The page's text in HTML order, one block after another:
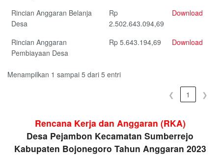
Rincian Anggaran Belanja
Desa
Rp
2.502.643.094,69
Download
Rincian Anggaran
Pembiayaan Desa
Rp 5.643.194,69 Download
Menampilkan 1 sampai 5 dari 5 entri
❮ 1 ❯
Rencana Kerja dan Anggaran (RKA)
Desa Pejambon Kecamatan Sumberrejo
Kabupaten Bojonegoro Tahun Anggaran 2023